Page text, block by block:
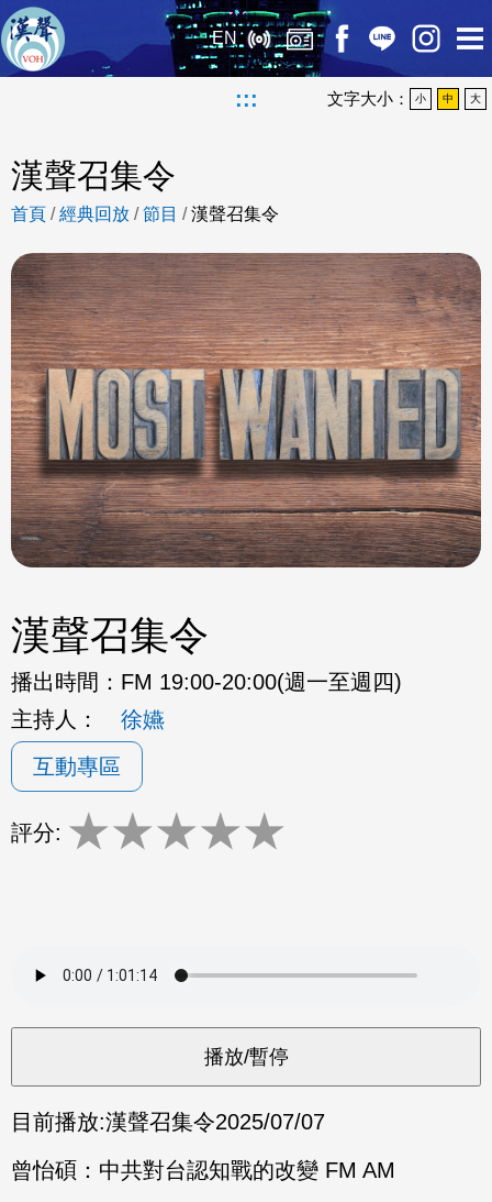
EN
::: 文字大小： 小 中 大
漢聲召集令
首頁 /經典回放 /節目 /漢聲召集令
漢聲召集令
播出時間： FM 19:00-20:00(週一至週四)
主持人：
徐嬿
互動專區
評分: ★★★★★
目前播放:漢聲召集令2025/07/07
曾怡碩：中共對台認知戰的改變 FM AM